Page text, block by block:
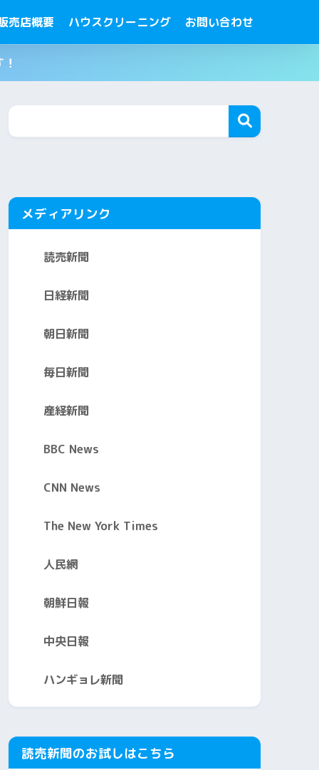
売店概要 ハウスクリーニング お問い合わせ
メディアリンク
読売新聞
日経新聞
朝日新聞
毎日新聞
産経新聞
BBC News
CNN News
The New York Times
人民網
朝鮮日報
中央日報
ハンギョレ新聞
読売新聞のお試しはこちら